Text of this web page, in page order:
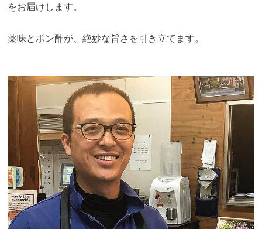
をお届けします。
薬味とポン酢が、絶妙な旨さを引き立てます。